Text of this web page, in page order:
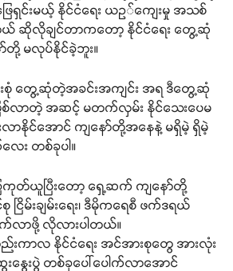
ဖြေရှင်းမယ့် နိုင်ငံရေး ယဥ်ကျေးမှု အသစ်
ဆိုလိုချင်တာကတော့ နိုင်ငံရေး တွေ့ဆုံ
တို့ မလုပ်နိုင်ခဲ့ဘူး။
စုံ တွေ့ဆုံတဲ့အခင်းအကျင်း အရ ဒီတွေ့ဆုံ
ြစ်လာတဲ့ အဆင့် မတက်လှမ်း နိုင်သေးပေမ
နိုင်အောင် ကျနော်တို့အနေနဲ့ မရှိမဲ့ ရှိမဲ့
လေး တစ်ခုပါ။
ကုတ်ယူပြီးတော့ ရှေ့ဆက် ကျနော်တို့
ြိမ်းချမ်းရေး၊ ဒီမိုကရေစီ ဖက်ဒရယ်
က်လာဖို့ လိုလားပါတယ်။
းကာလ နိုင်ငံရေး အင်အားစုတွေ အားလုံး
နွေးပွဲ တစ်ခုပေါ်ပေါက်လာအောင်